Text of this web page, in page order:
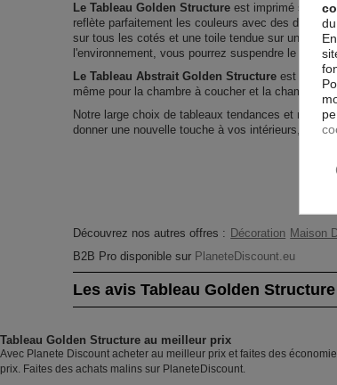
Le Tableau Golden Structure est imprimé sur un
reflète parfaitement les couleurs avec des détails
sur tous les cotés et une toile tendue sur un
l'environnement, vous pourrez suspendre le
Le Tableau Abstrait Golden Structure est
même pour la chambre à coucher et la chambre
Notre large choix de tableaux tendances et
donner une nouvelle touche à vos intérieurs, il y en
Découvrez nos autres offres : Décoration Maison
B2B Pro disponible sur PlaneteDiscount.eu
Les avis Tableau Golden Structure
Tableau Golden Structure au meilleur prix
Avec Planete Discount acheter au meilleur prix et faites des
prix. Faites des achats malins sur PlaneteDiscount.